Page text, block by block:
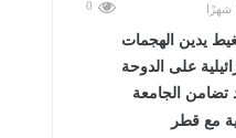
0
يدين الهجمات
على الدوحة
تضامن الجامعة
مع قطر